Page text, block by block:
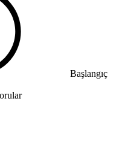
Başlangıç